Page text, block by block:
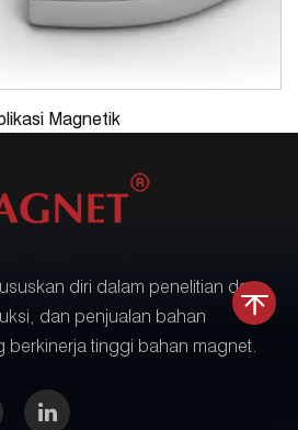
Magnetik
diri dalam penelitian dan
dan penjualan bahan
berkinerja tinggi bahan magnet.